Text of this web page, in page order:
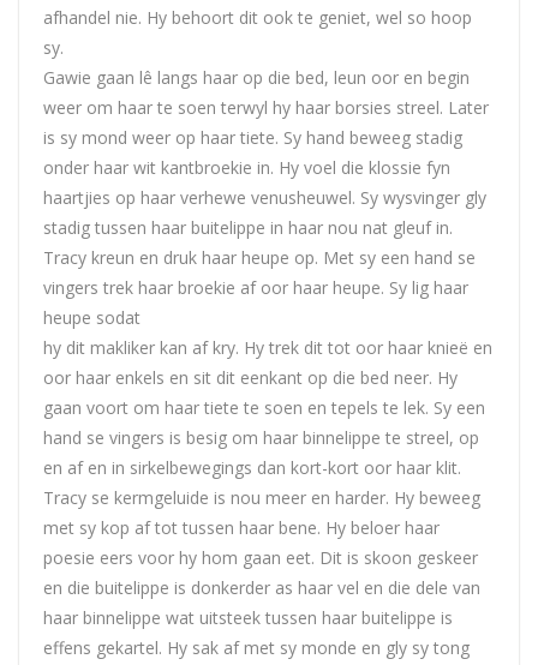
afhandel nie. Hy behoort dit ook te geniet, wel so hoop
sy.
Gawie gaan lê langs haar op die bed, leun oor en begin
weer om haar te soen terwyl hy haar borsies streel. Later
is sy mond weer op haar tiete. Sy hand beweeg stadig
onder haar wit kantbroekie in. Hy voel die klossie fyn
haartjies op haar verhewe venusheuwel. Sy wysvinger gly
stadig tussen haar buitelippe in haar nou nat gleuf in.
Tracy kreun en druk haar heupe op. Met sy een hand se
vingers trek haar broekie af oor haar heupe. Sy lig haar
heupe sodat
hy dit makliker kan af kry. Hy trek dit tot oor haar knieë en
oor haar enkels en sit dit eenkant op die bed neer. Hy
gaan voort om haar tiete te soen en tepels te lek. Sy een
hand se vingers is besig om haar binnelippe te streel, op
en af en in sirkelbewegings dan kort-kort oor haar klit.
Tracy se kermgeluide is nou meer en harder. Hy beweeg
met sy kop af tot tussen haar bene. Hy beloer haar
poesie eers voor hy hom gaan eet. Dit is skoon geskeer
en die buitelippe is donkerder as haar vel en die dele van
haar binnelippe wat uitsteek tussen haar buitelippe is
effens gekartel. Hy sak af met sy monde en gly sy tong